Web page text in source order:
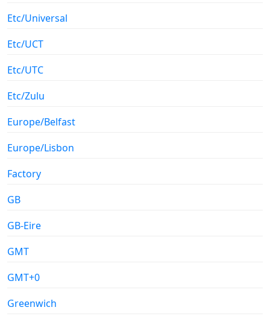
Etc/Universal
Etc/UCT
Etc/UTC
Etc/Zulu
Europe/Belfast
Europe/Lisbon
Factory
GB
GB-Eire
GMT
GMT+0
Greenwich